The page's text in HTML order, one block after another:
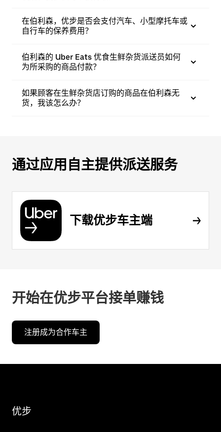
在伯利森，优步是否会支付汽车、小型摩托车或
自行车的保养费用？
伯利森的 Uber Eats 优食生鲜杂货派送员如何
为所采购的商品付款？
如果顾客在生鲜杂货店订购的商品在伯利森无
货，我该怎么办？
通过应用自主提供派送服务
下载优步车主端
开始在优步平台接单赚钱
注册成为合作车主
优步